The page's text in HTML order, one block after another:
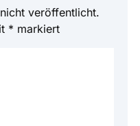
veröffentlicht.
* markiert